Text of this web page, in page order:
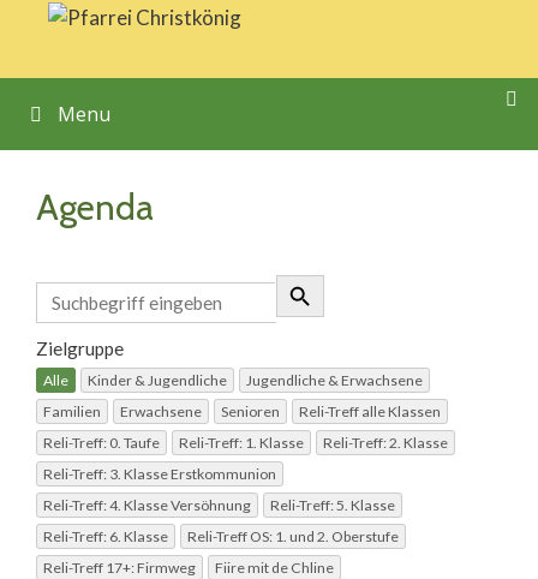
Springe
Inhalt
Menu
Agenda
Zielgruppe
Alle Kinder & Jugendliche
Jugendliche & Erwachsene
Familien
Erwachsene Senioren
Reli-Treff alle Klassen
Reli-Treff: 0. Taufe
Reli-Treff: 1. Klasse
Reli-Treff: 2. Klasse
Reli-Treff: 3. Klasse Erstkommunion
Reli-Treff: 4. Klasse Versöhnung
Reli-Treff: 5. Klasse
Reli-Treff: 6. Klasse
Reli-Treff OS: 1. und 2. Oberstufe
Reli-Treff 17+: Firmweg
Fiire mit de Chline